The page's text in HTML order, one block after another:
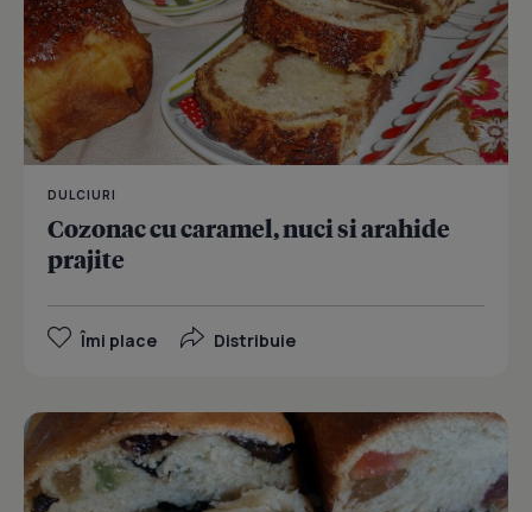
DULCIURI
Cozonac cu caramel, nuci si arahide
prajite
Îmi place Distribuie